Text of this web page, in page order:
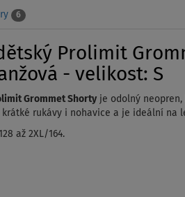
6
Prolimit
- velikost: S
Grommet Shorty je odolný
krátké rukávy i nohavice a je ideální na
až 2XL/164.